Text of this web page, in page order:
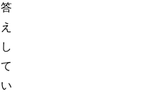
答
え
し
て
い